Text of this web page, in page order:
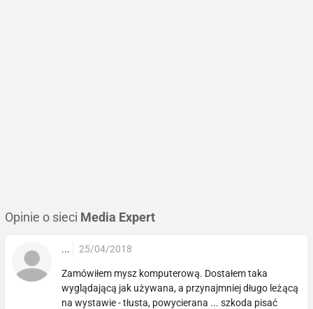
Opinie o sieci Media Expert
... 25/04/2018
Zamówiłem mysz komputerową. Dostałem taka
wyglądającą jak używana, a przynajmniej długo leżącą
na wystawie - tłusta, powycierana ... szkoda pisać